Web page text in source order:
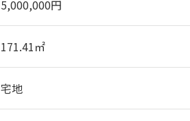
5,000,000円
171.41㎡
宅地